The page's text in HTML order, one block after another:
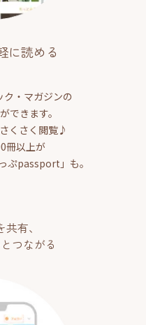
に読める
ク・マガジンの
できます。
くさく閲覧♪
冊以上が
ぷpassport」も。
有、
つながる